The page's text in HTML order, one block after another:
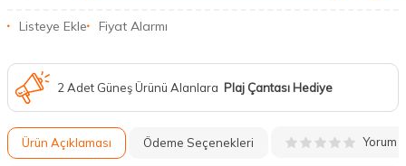
Listeye Ekle Fiyat Alarmı
2 Adet Güneş Ürünü Alanlara Plaj Çantası Hediye
Ürün Açıklaması Ödeme Seçenekleri Yorum